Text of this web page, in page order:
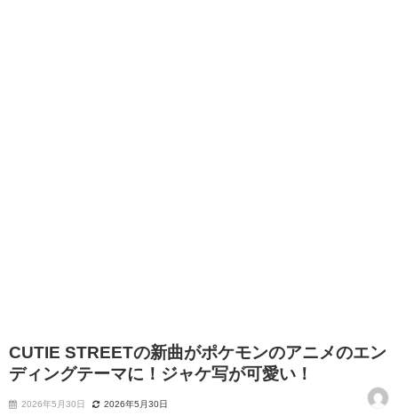
CUTIE STREETの新曲がポケモンのアニメのエン
ディングテーマに！ジャケ写が可愛い！
2026年5月30日 2026年5月30日